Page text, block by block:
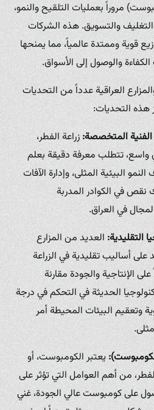
مروراً بعمليات التلقيح والنمو،
والتسويق. هذه الشركات
قوية وممتدة عالمياً، مما يمنحها
والوصول إلى الأسواق.
العراقية عدداً من التحديات
هذه التحديات:
المتخصصة:زراعة الفطر،
تتطلب معرفة دقيقة بعلم
البيئية المثلى، وإدارة الآفات
نقص في الكوادر المدربة
في العراق.
التقليدية:العديد من المزارع
على أساليب تقليدية في الزراعة
على الإنتاجية والجودة مقارنة
الحديثة في التحكم في درجة
وتعقيم البيئات المحيطة أمر
يعتبر الكومبوست، أو
من أهم العوامل التي تؤثر على
على كومبوست عالي الجودة، غني